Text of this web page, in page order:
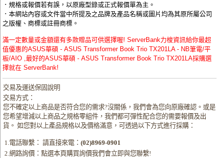
．規格或報價若有誤，以原廠型錄或正式報價單為主。
．本網站內容或文件當中所提及之品牌及產品名稱或圖片均為其原所屬公司
之版權、商標或註冊商標。
滿一定數量或金額還有多款贈品可供選擇喔! ServerBank力梭資訊給你最超
值優惠的ASUS華碩 - ASUS Transformer Book Trio TX201LA - NB筆電/平
板/AIO ,最好的ASUS華碩 - ASUS Transformer Book Trio TX201LA採購選
擇就在 ServerBank!
交易及運送保固說明
交易方式：
您不確定以上商品是否符合您的需求?沒關係，我們會為您向原廠確認。或是
您希望增減以上商品之規格零組件，我們都可彈性配合您的需要報價及出
貨。 如您對以上產品規格以及價格滿意，可透過以下方式進行採購：
1.電話聯繫： 請直接來電：(02)8969-0901
2.網路詢價：點選本頁購買詢價我們會立即與您聯繫!